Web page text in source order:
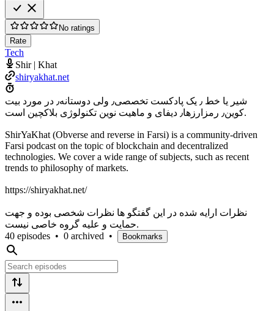
No ratings
Rate
Tech
Shir | Khat
shiryakhat.net
شیر یا خط ٫ یک پادکست تخصصی٫ ولی دوستانه٫ در مورد بیت
کوین٫ رمزارزها٫ دیفای و ماهیت نوین تکنولوژی بلاکچین است.
ShirYaKhat (Obverse and reverse in Farsi) is a community-driven
Farsi podcast on the topic of blockchain and decentralized
technologies. We cover a wide range of subjects, such as recent
trends to philosophy of markets.
https://shiryakhat.net/
نظرات ارايه شده در این گفتگو ها نظرات شخصی بوده و جهت
حمایت و علیه گروه خاصی نیست.
40 episodes • 0 archived • Bookmarks